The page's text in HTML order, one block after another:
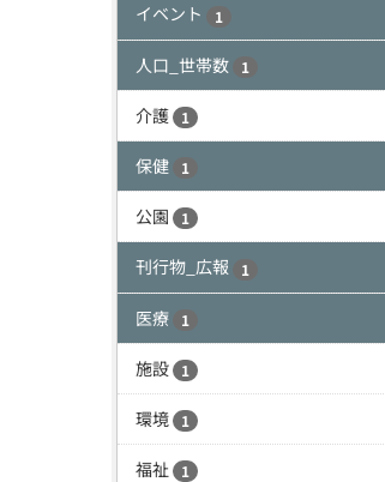
イベント
1
人口_世帯数 1
介護 1
保健 1
公園 1
刊行物_広報 1
医療 1
施設 1
環境 1
福祉 1